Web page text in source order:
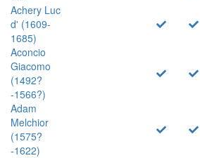
Achery Luc
d' (1609-
1685)
Aconcio
Giacomo
(1492?
-1566?)
Adam
Melchior
(1575?
-1622)